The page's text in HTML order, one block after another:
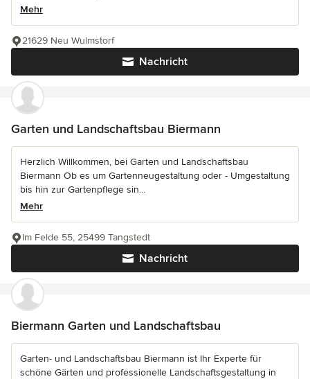
Mehr
Nachricht
21629 Neu Wulmstorf
Garten und Landschaftsbau Biermann
Herzlich Willkommen, bei Garten und Landschaftsbau
Biermann Ob es um Gartenneugestaltung oder - Umgestaltung
bis hin zur Gartenpflege sin...
Mehr
Nachricht
Im Felde 55, 25499 Tangstedt
Biermann Garten und Landschaftsbau
Garten- und Landschaftsbau Biermann ist Ihr Experte für
schöne Gärten und professionelle Landschaftsgestaltung in